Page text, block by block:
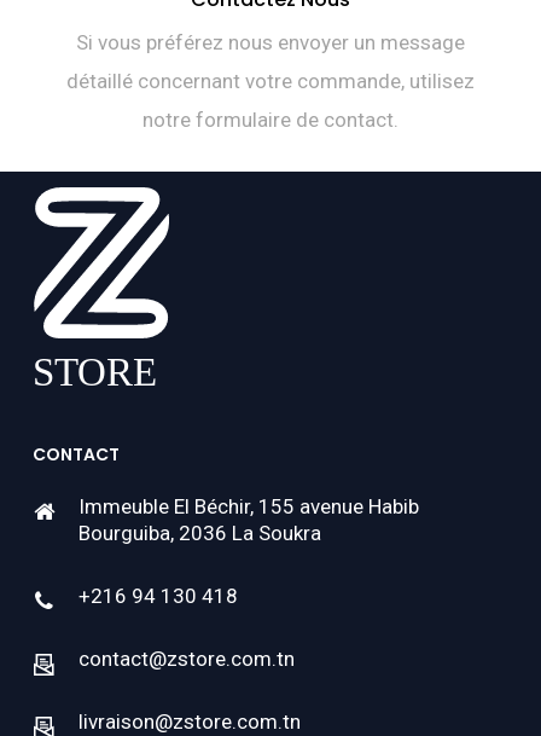
Si vous préférez nous envoyer un message
détaillé concernant votre commande, utilisez
notre formulaire de contact.
CONTACT
Immeuble El Béchir, 155 avenue Habib
Bourguiba, 2036 La Soukra
+216 94 130 418
contact@zstore.com.tn
livraison@zstore.com.tn